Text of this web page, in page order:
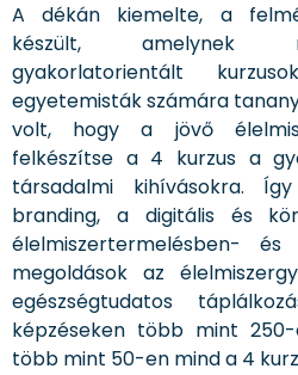
A dékán kiemelte, a
készült, amelynek
gyakorlatorientált
egyetemisták számára
volt, hogy a jövő
felkészítse a 4 kurzus a
társadalmi kihívásokra.
branding, a digitális és
élelmiszertermelésben-
megoldások az
egészségtudatos
képzéseken több mint
több mint 50-en mind a 4